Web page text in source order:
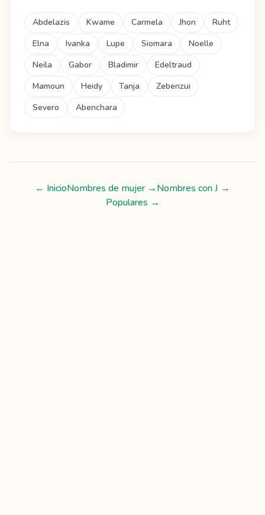
Abdelazis Kwame Carmela Jhon
Ruht
Elna
Ivanka Lupe Siomara
Noelle
Neila
Gabor Bladimir
Edeltraud
Mamoun
Heidy Tanja
Zebenzui
Severo
Abenchara
← InicioNombres de mujer→Nombres conJ →
Populares →